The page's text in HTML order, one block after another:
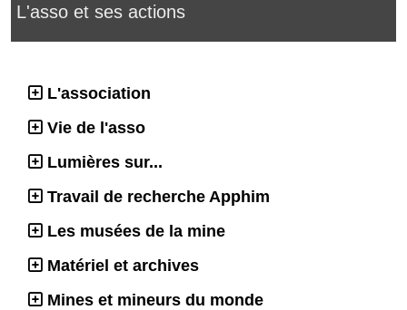
L'asso et ses actions
L'association
Vie de l'asso
Lumières sur...
Travail de recherche Apphim
Les musées de la mine
Matériel et archives
Mines et mineurs du monde